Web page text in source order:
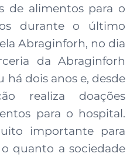
de alimentos para o
durante o último
Abraginforh, no dia
da Abraginforh
há dois anos e, desde
realiza doações
para o hospital.
importante para
quanto a sociedade